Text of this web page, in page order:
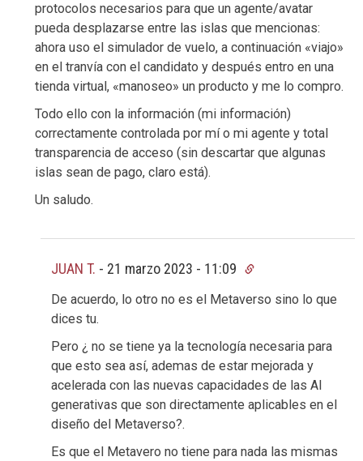
protocolos necesarios para que un agente/avatar
pueda desplazarse entre las islas que mencionas:
ahora uso el simulador de vuelo, a continuación «viajo»
en el tranvía con el candidato y después entro en una
tienda virtual, «manoseo» un producto y me lo compro.
Todo ello con la información (mi información)
correctamente controlada por mí o mi agente y total
transparencia de acceso (sin descartar que algunas
islas sean de pago, claro está).
Un saludo.
JUAN T. - 21 marzo 2023 - 11:09
De acuerdo, lo otro no es el Metaverso sino lo que
dices tu.
Pero ¿ no se tiene ya la tecnología necesaria para
que esto sea así, ademas de estar mejorada y
acelerada con las nuevas capacidades de las AI
generativas que son directamente aplicables en el
diseño del Metaverso?.
Es que el Metavero no tiene para nada las mismas